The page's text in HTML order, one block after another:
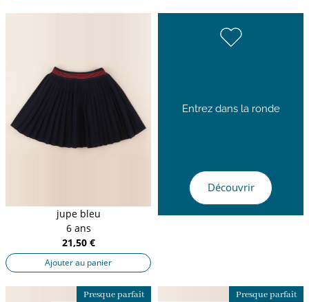
jupe bleu
6 ans
21,50 €
Ajouter au panier
Presque parfait Presque parfait
Entrez dans la ronde
Découvrir